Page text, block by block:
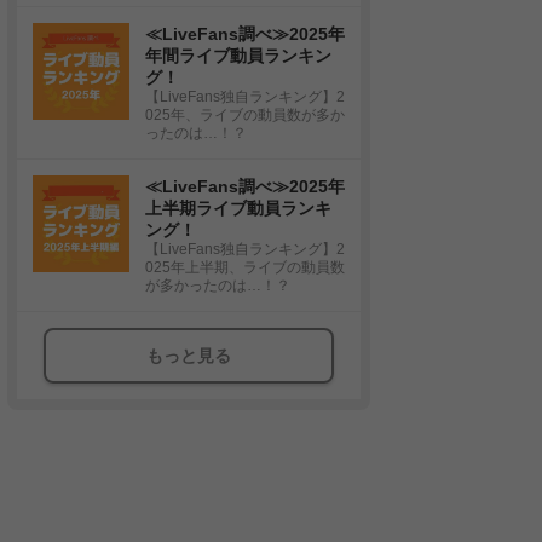
≪LiveFans調べ≫2025年
年間ライブ動員ランキン
グ！
【LiveFans独自ランキング】2
025年、ライブの動員数が多か
ったのは…！？
≪LiveFans調べ≫2025年
上半期ライブ動員ランキ
ング！
【LiveFans独自ランキング】2
025年上半期、ライブの動員数
が多かったのは…！？
もっと見る